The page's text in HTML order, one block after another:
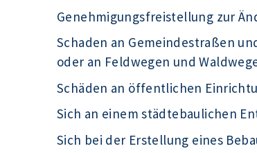
Genehmigungsfreistellung zur
Schaden an Gemeindestraßen
oder an Feldwegen und
Schäden an öffentlichen
Sich an einem städtebaulichen
Sich bei der Erstellung eines